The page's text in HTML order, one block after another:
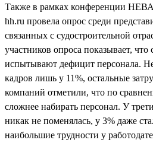
Также в рамках конференции
hh.ru провела опрос среди
связанных с судостроительной
участников опроса показывает,
испытывают дефицит персонала.
кадров лишь у 11%, остальные
компаний отметили, что по
сложнее набирать персонал. У
никак не поменялась, у 3% даже
наибольшие трудности у